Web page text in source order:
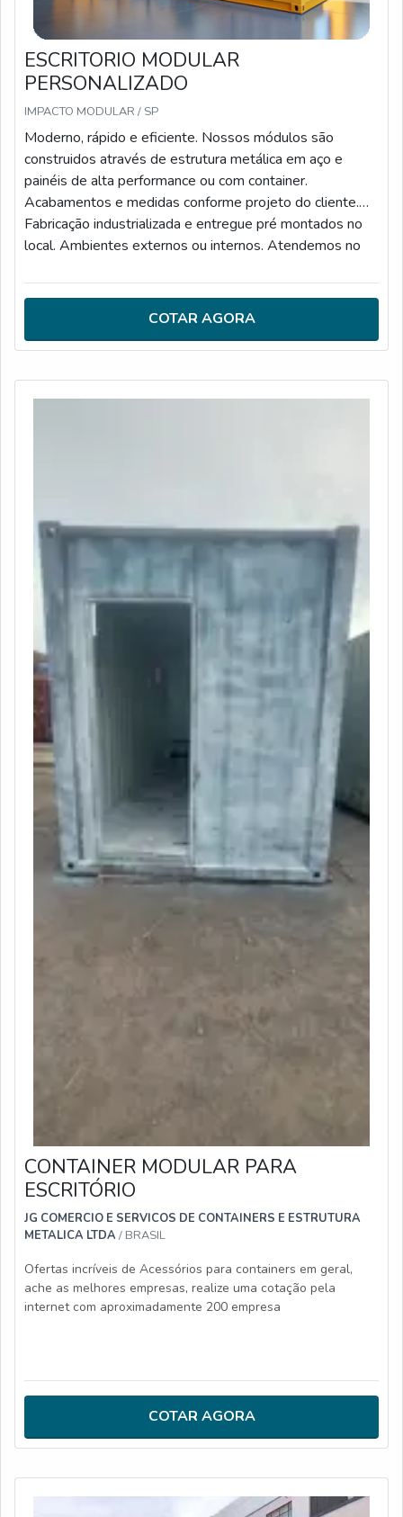
ESCRITORIO MODULAR
PERSONALIZADO
IMPACTO MODULAR / SP
Moderno, rápido e eficiente. Nossos módulos são
construidos através de estrutura metálica em aço e
painéis de alta performance ou com container.
Acabamentos e medidas conforme projeto do cliente.
Fabricação industrializada e entregue pré montados no
local. Ambientes externos ou internos. Atendemos no
Atendemos todas as normas da construção civil e você
pode utilizar os módulos para um ambiente provisório ou
COTAR AGORA
CONTAINER MODULAR PARA
ESCRITÓRIO
JG COMERCIO E SERVICOS DE CONTAINERS E ESTRUTURA
METALICA LTDA / BRASIL
Ofertas incríveis de Acessórios para containers em geral,
ache as melhores empresas, realize uma cotação pela
internet com aproximadamente 200 empresa
COTAR AGORA